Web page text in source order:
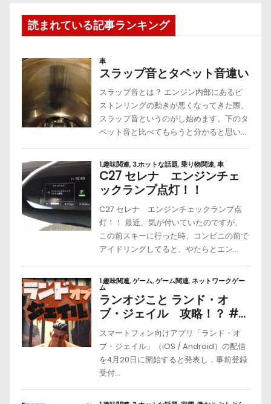
読まれている記事ランキング